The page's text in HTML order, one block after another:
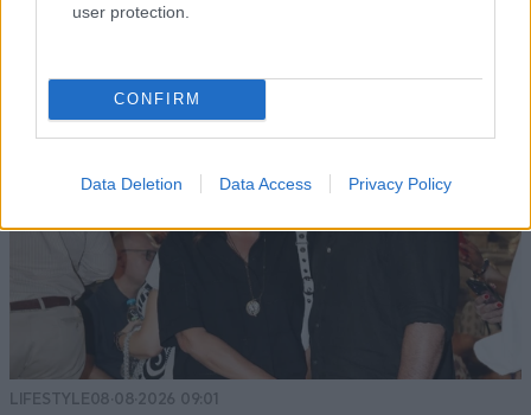
user protection.
CONFIRM
Data Deletion Data Access Privacy Policy
LIFESTYLE08·08·2026 09:01